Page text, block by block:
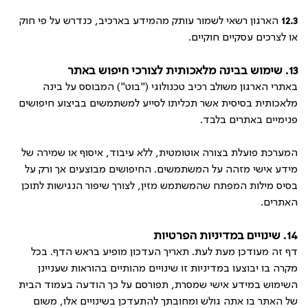
12.3 הארגון רשאי לשמור עותק מהמידע בארכיב, כנדרש על פי חוק
או לצרכים עסקיים חוקיים.
13. שימוש בבינה מלאכותית לצורכי חיפוש באתר
באתרי הארגון משולב רכיב טכנולוגי ("בוט") המבוסס על בינה
מלאכותית בסיסית אשר תכליתו לסייע למשתמשים בביצוע חיפושים
פנימיים באתרים בלבד.
המערכת פועלת בצורה אוטומטית, ללא עיבוד, איסוף או שמירה של
מידע אישי מזהה על המשתמשים. החיפושים מבוצעים אך ורק על
בסיס מילות המפתח שהמשתמש מזין, לצורך שיפור הנגישות לתוכן
האתרים.
14. שינויים במדיניות הפרטיות
דף זה מעודכן מעת לעת. תאריך העדכון מופיע בראש הדף. בכל
מקרה בו יבוצעו במדיניות זו שינויים מהותיים בהוראות שעניינן
השימוש במידע אישי שמסרת, תפורסם על כך הודעה בעמוד הבית
של האתר בו אתה גולש ומחובתך להתעדכן בשינויים אלו, משום